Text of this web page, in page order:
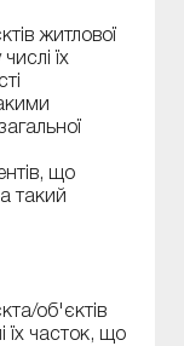
житлової
їх
що
такий
об'єктів
їх часток, що